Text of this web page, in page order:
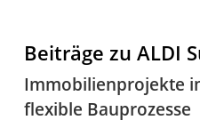
Beiträge zu ALDI
Immobilienprojekte
flexible Bauprozesse